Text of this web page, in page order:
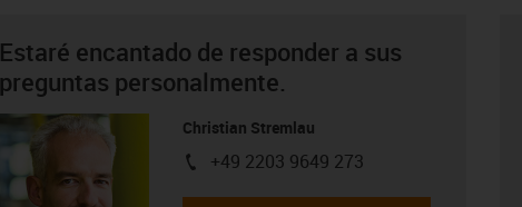
Estaré encantado de responder a sus
preguntas personalmente.
Christian Stremlau
igus-icon-phone
+49 2203 9649 273